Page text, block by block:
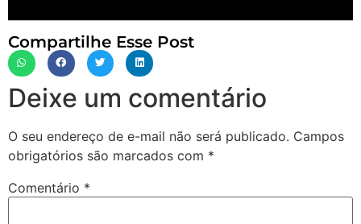
Compartilhe Esse Post
Deixe um comentário
O seu endereço de e-mail não será publicado. Campos
obrigatórios são marcados com *
Comentário *